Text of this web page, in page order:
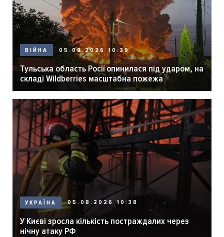
ВІЙНА 05.08.2026 10:39
Тульська область Росії опинилася під ударом, на
складі Wildberries масштабна пожежа
УКРАЇНА 05.08.2026 10:38
У Києві зросла кількість постраждалих через
нічну атаку РФ